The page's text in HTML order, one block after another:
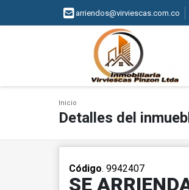
arriendos@virviescas.com.co
Inicio
Detalles del
Código. 9942407
SE